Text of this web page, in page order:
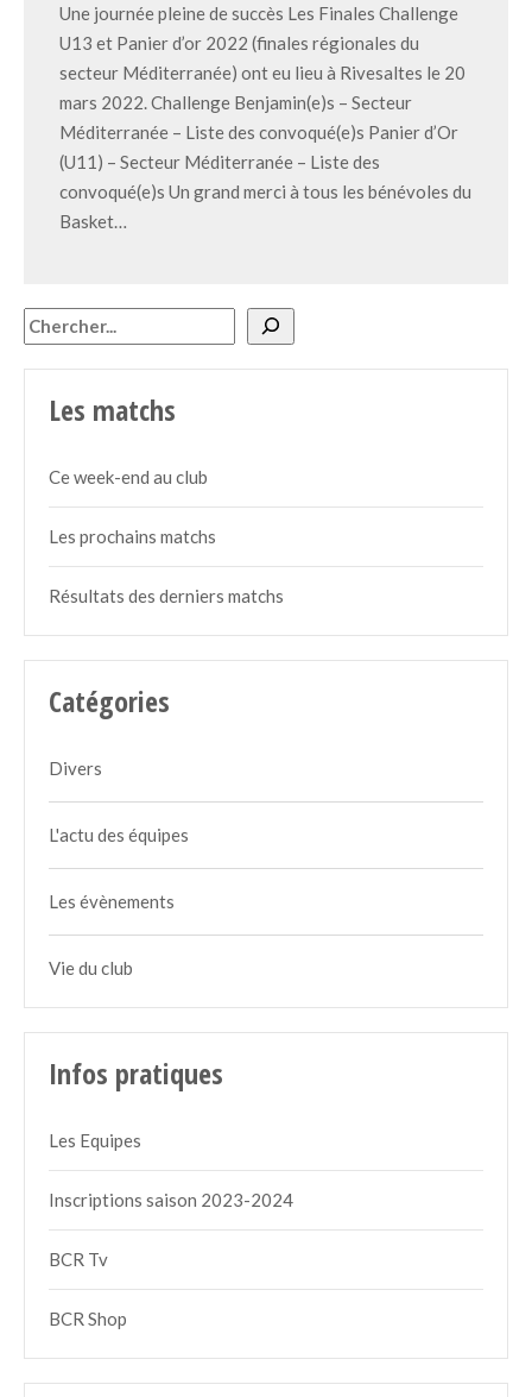
Une journée pleine de succès Les Finales Challenge
U13 et Panier d’or 2022 (finales régionales du
secteur Méditerranée) ont eu lieu à Rivesaltes le 20
mars 2022. Challenge Benjamin(e)s – Secteur
Méditerranée – Liste des convoqué(e)s Panier d’Or
(U11) – Secteur Méditerranée – Liste des
convoqué(e)s Un grand merci à tous les bénévoles du
Basket…
Rechercher
Les matchs
Ce week-end au club
Les prochains matchs
Résultats des derniers matchs
Catégories
Divers
L'actu des équipes
Les évènements
Vie du club
Infos pratiques
Les Equipes
Inscriptions saison 2023-2024
BCR Tv
BCR Shop